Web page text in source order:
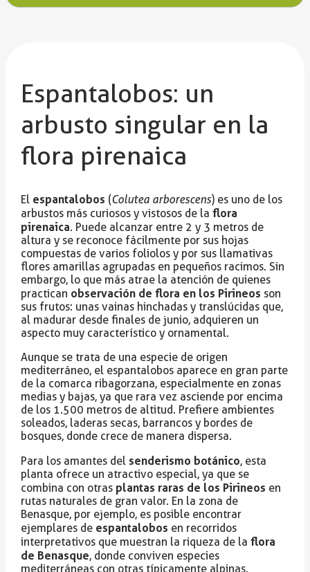
Espantalobos: un
arbusto singular en la
flora pirenaica
El espantalobos (Colutea arborescens) es uno de los
arbustos más curiosos y vistosos de la flora
pirenaica. Puede alcanzar entre 2 y 3 metros de
altura y se reconoce fácilmente por sus hojas
compuestas de varios foliolos y por sus llamativas
flores amarillas agrupadas en pequeños racimos. Sin
embargo, lo que más atrae la atención de quienes
practican observación de flora en los Pirineos son
sus frutos: unas vainas hinchadas y translúcidas que,
al madurar desde finales de junio, adquieren un
aspecto muy característico y ornamental.
Aunque se trata de una especie de origen
mediterráneo, el espantalobos aparece en gran parte
de la comarca ribagorzana, especialmente en zonas
medias y bajas, ya que rara vez asciende por encima
de los 1.500 metros de altitud. Prefiere ambientes
soleados, laderas secas, barrancos y bordes de
bosques, donde crece de manera dispersa.
Para los amantes del senderismo botánico, esta
planta ofrece un atractivo especial, ya que se
combina con otras plantas raras de los Pirineos en
rutas naturales de gran valor. En la zona de
Benasque, por ejemplo, es posible encontrar
ejemplares de espantalobos en recorridos
interpretativos que muestran la riqueza de la flora
de Benasque, donde conviven especies
mediterráneas con otras típicamente alpinas.